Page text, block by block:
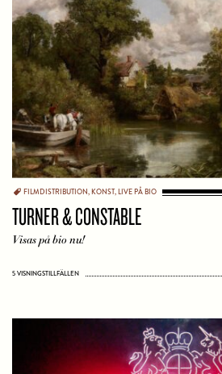
FILMDISTRIBUTION,KONST,LIVE PÅ BIO
TURNER & CONSTABLE
Visas på bio nu!
5 VISNINGSTILLFÄLLEN